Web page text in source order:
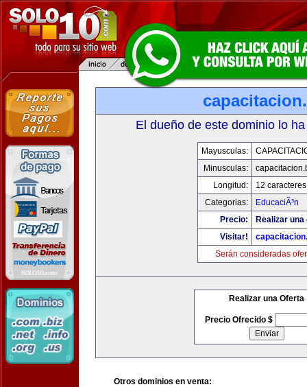
El dueño de este dominio lo
Mayusculas:
Minusculas:
Longitud:
12 caracteres
Categorias:
EducaciÃ³n
Precio:
Realizar
Visitar!
Serán consideradas
Realizar una Oferta
Precio Ofrecido $
Otros dominios en venta: